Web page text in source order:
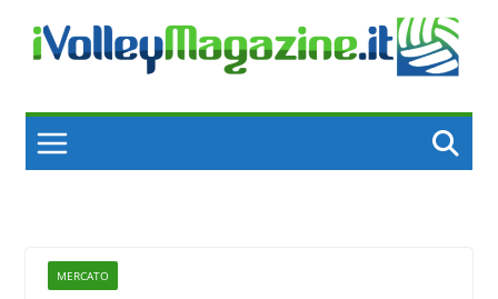
content
MERCATO